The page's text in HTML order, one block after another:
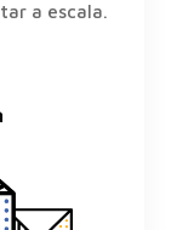
a escala.